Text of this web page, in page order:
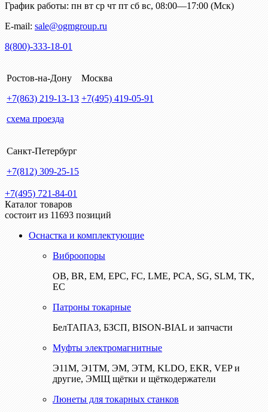
График работы: пн вт ср чт пт сб вс, 08:00—17:00 (Мск)
E-mail: sale@ogmgroup.ru
8(800)-333-18-01
Ростов-на-Дону
+7(863) 219-13-13
схема проезда
Москва
+7(495) 419-05-91
Санкт-Петербург
+7(812) 309-25-15
+7(495) 721-84-01
Каталог товаров
состоит из 11693 позиций
Оснастка и комплектующие
Виброопоры
ОВ, BR, EM, EPC, FC, LME, PCA, SG, SLM, TK,
EC
Патроны токарные
БелТАПАЗ, БЗСП, BISON-BIAL и запчасти
Муфты электромагнитные
Э11М, Э1ТМ, ЭМ, ЭТМ, KLDO, EKR, VEP и
другие, ЭМЩ щётки и щёткодержатели
Люнеты для токарных станков